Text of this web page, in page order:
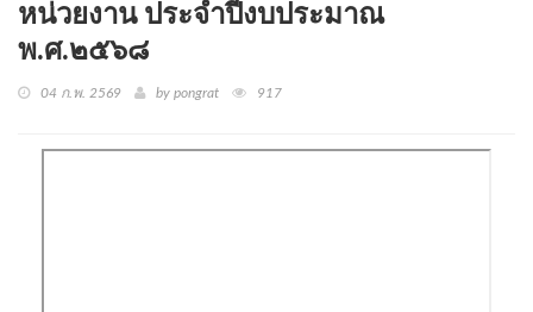
หน่วยงาน ประจำปีงบประมาณ
พ.ศ.๒๕๖๘
04 ก.พ. 2569 by pongrat 917